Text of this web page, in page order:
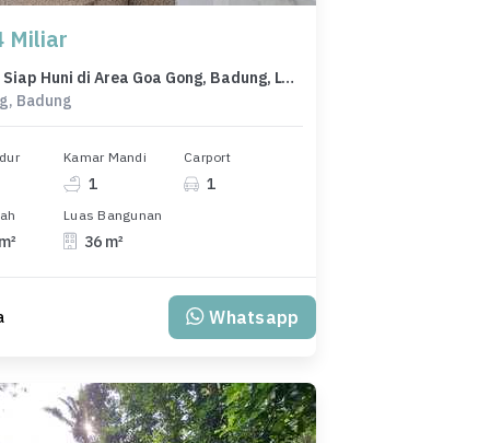
Miliar
Properti Siap Huni di Area Goa Gong, Badung, LT 106m²
Badung
Kamar Mandi
1
Carport
1
Luas Bangunan
36 m²
Whatsapp